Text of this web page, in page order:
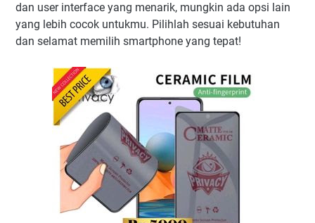
dan user interface yang menarik, mungkin ada opsi lain
yang lebih cocok untukmu. Pilihlah sesuai kebutuhan
dan selamat memilih smartphone yang tepat!